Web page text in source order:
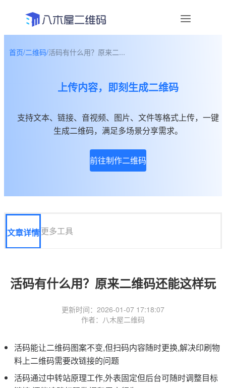
帮助中心
首页/二维码/活码有什么用？原来二...
上传内容，即刻生成二维码
支持文本、链接、音视频、图片、文件等格式上传，一键
生成二维码，满足多场景分享需求。
前往制作二维码
文章详情更多工具
活码有什么用？原来二维码还能这样玩
更新时间：2026-01-07 17:18:07
作者：八木屋二维码
活码能让二维码图案不变,但扫码内容随时更换,解决印刷物
料上二维码需要改链接的问题
活码通过中转站原理工作,外表固定但后台可随时调整目标